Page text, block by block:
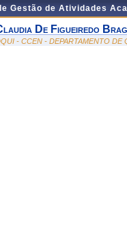
Gestão de Atividades
De Figueiredo
- CCEN - DEPARTAMENTO DE